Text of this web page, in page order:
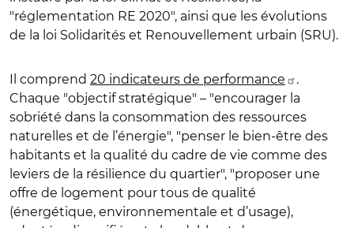
"réglementation RE 2020", ainsi que les évolutions
de la loi Solidarités et Renouvellement urbain (SRU).
Il comprend 20 indicateurs de performance
.
Chaque "objectif stratégique" – "encourager la
sobriété dans la consommation des ressources
naturelles et de l’énergie", "penser le bien-être des
habitants et la qualité du cadre de vie comme des
leviers de la résilience du quartier", "proposer une
offre de logement pour tous de qualité
(énergétique, environnementale et d’usage),